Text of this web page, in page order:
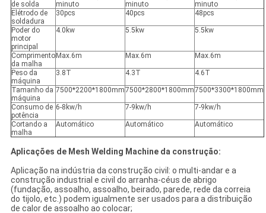
de solda
minuto
minuto
minuto
Elétrodo de
soldadura
30pcs 40pcs 48pcs
Poder do
motor
principal
4.0kw 5.5kw 5.5kw
Comprimento
da malha
Max.6m Max.6m Max.6m
Peso da
máquina
3.8T 4.3T 4.6T
Tamanho da
máquina
7500*2200*1800mm7500*2800*1800mm7500*3300*1800mm
Consumo de
potência
6-8kw/h 7-9kw/h 7-9kw/h
Cortando a
malha
Automático Automático Automático
Aplicações de Mesh Welding Machine da construção:
Aplicação na indústria da construção civil: o multi-andar e a
construção industrial e civil do arranha-céus de abrigo
(fundação, assoalho, assoalho, beirado, parede, rede da correia
do tijolo, etc.) podem igualmente ser usados para a distribuição
de calor de assoalho ao colocar;